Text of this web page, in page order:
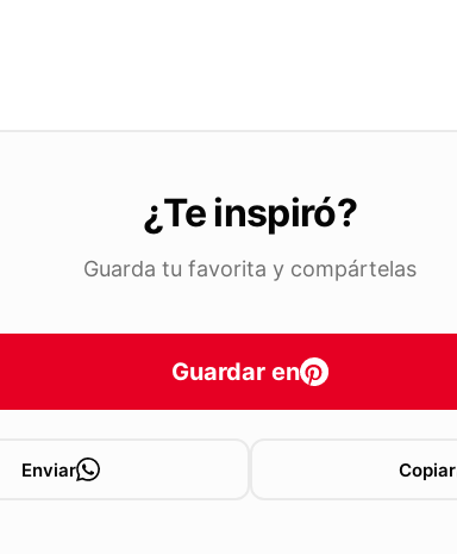
¿Te inspiró?
Guarda tu favorita y compártelas
Guardar en
Enviar Copiar